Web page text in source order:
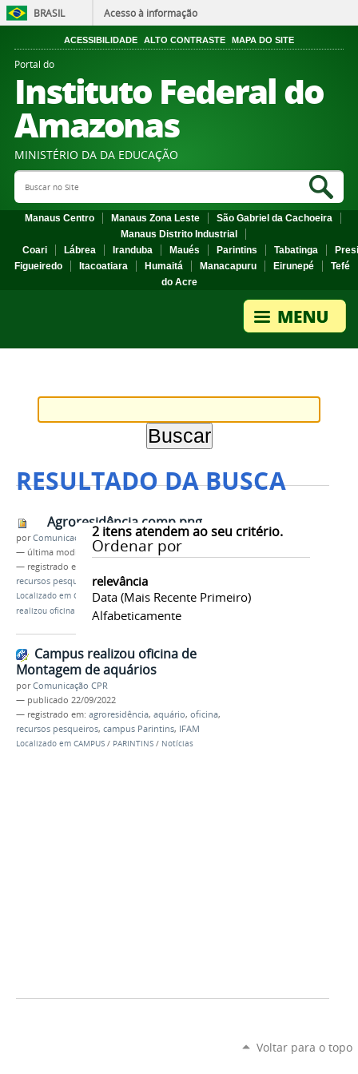
BRASIL Acesso à informação
ACESSIBILIDADE ALTO CONTRASTE MAPA DO SITE
Portal do
Instituto Federal do
Amazonas
MINISTÉRIO DA DA EDUCAÇÃO
Search Site
Manaus Centro Manaus Zona Leste
São Gabriel da Cachoeira
Manaus Distrito Industrial
Coari
Lábrea Iranduba Maués Parintins Tabatinga
Figueiredo
Itacoatiara Humaitá Manacapuru Eirunepé
Tefé
do Acre
RESULTADO DA BUSCA
2itens atendem ao seu critério.
Ordenar por
relevância
Data (mais Recente Primeiro)
Alfabeticamente
Agroresidência comp.png
porComunicação CPR
— última modificação22/09/2022 22h20
— registrado em:
recursos pesqueiros,campus Parintins
Localizado em CAMPUS /…/Notícias/Campus
realizou oficina de Montagem de aquários
Campus realizou oficina de
Montagem de aquários
porComunicação CPR
— publicado 22/09/2022
— registrado em: agroresidência, aquário, oficina,
recursos pesqueiros, campus Parintins, IFAM
Localizado em CAMPUS / PARINTINS / Notícias
Voltar para o topo